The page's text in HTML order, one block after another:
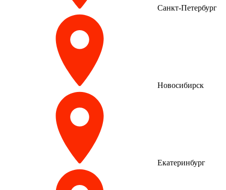
Санкт-Петербург
Новосибирск
Екатеринбург